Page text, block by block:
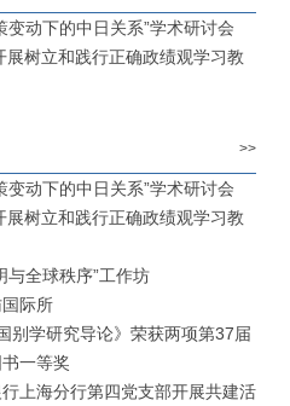
变动下的中日关系”学术研讨会
树立和践行正确政绩观学习教
>>
变动下的中日关系”学术研讨会
树立和践行正确政绩观学习教
与全球秩序”工作坊
际所
别学研究导论》荣获两项第37届
一等奖
上海分行第四党支部开展共建活